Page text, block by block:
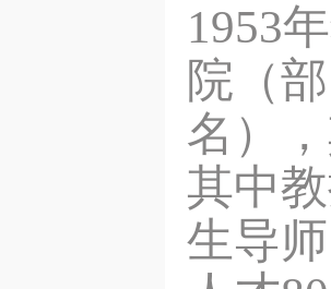
1953
院（
名）
其中
生导